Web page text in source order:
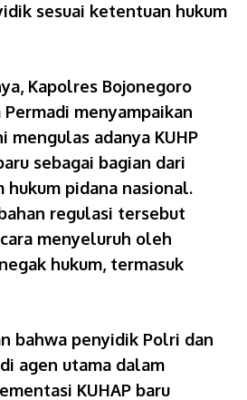
sesuai ketentuan hukum
Kapolres Bojonegoro
Permadi menyampaikan
mengulas adanya KUHP
sebagai bagian dari
hukum pidana nasional.
regulasi tersebut
menyeluruh oleh
hukum, termasuk
bahwa penyidik Polri dan
agen utama dalam
KUHAP baru